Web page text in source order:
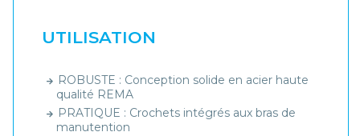
UTILISATION
ROBUSTE : Conception solide en acier haute
qualité REMA
PRATIQUE : Crochets intégrés aux bras de
manutention